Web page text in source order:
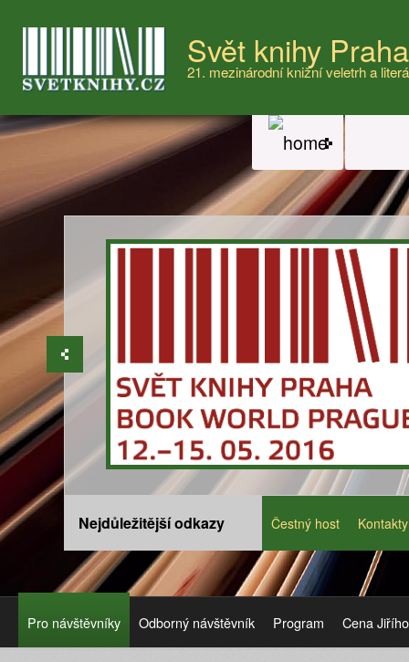
Svět knihy
21. mezinárodní knižní veletrh a
Nejdůležitější odkazy Čestný host Kontakty
Pro návštěvníky Odborný návštěvník Program Cena